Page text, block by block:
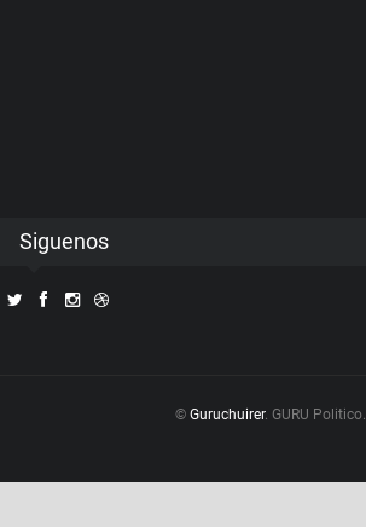
Siguenos
© Guruchuirer. GURU Politico.